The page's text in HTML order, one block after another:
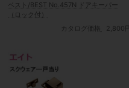
ベスト/BEST No.457N ドアキーパー
（ロック付）
カタログ価格
2,800円